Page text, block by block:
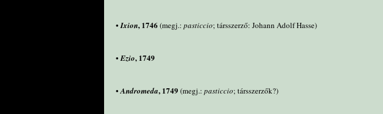
•Ixion, 1746 (megj.: pasticcio; társszerző: Johann Adolf Hasse)
•Ezio, 1749
•Andromeda, 1749 (megj.: pasticcio; társszerzők?)